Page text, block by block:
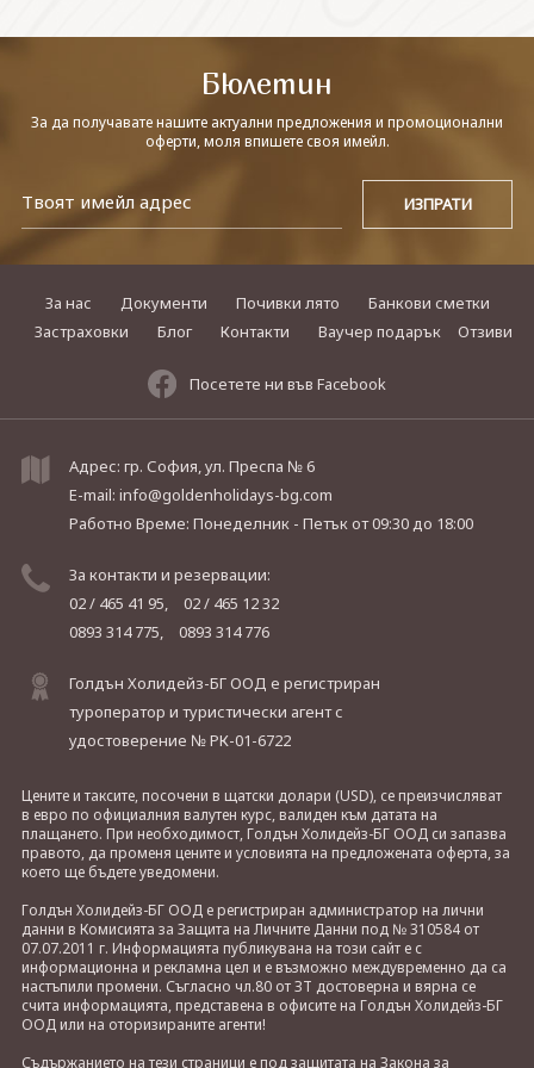
Бюлетин
За да получавате нашите актуални предложения и промоционални
оферти, моля впишете своя имейл.
За нас Документи Почивки лято
Банкови сметки
Застраховки
Блог Контакти Ваучер подарък Отзиви
Посетете ни във Facebook
Адрес: гр. София, ул. Преспа № 6
E-mail: info@goldenholidays-bg.com
Работно Време: Понеделник - Петъкот 09:30 до 18:00
За контакти и резервации:
02 / 465 41 95,
02 / 465 12 32
0893 314 775,
0893 314 776
Голдън Холидейз-БГ ООД е регистриран
туроператор и туристически агент с
удостоверение № РК-01-6722
Цените и таксите, посочени в щатски долари (USD), се преизчисляват
в евро по официалния валутен курс, валиден към датата на
плащането. При необходимост, Голдън Холидейз-БГ ООД си запазва
правото, да променя цените и условията на предложената оферта, за
което ще бъдете уведомени.
Голдън Холидейз-БГ ООД е регистриран администратор на лични
данни в Комисията за Защита на Личните Данни под № 310584 от
07.07.2011 г. Информацията публикувана на този сайт е с
информационна и рекламна цел и е възможно междувременно да са
настъпили промени. Съгласно чл.80 от ЗТ достоверна и вярна се
счита информацията, представена в офисите на Голдън Холидейз-БГ
ООД или на оторизираните агенти!
Съдържанието на тези страници е под защитата на Закона за